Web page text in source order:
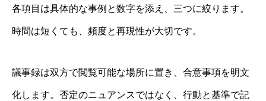
各項目は具体的な事例と数字を添え、三つに絞ります。
時間は短くても、頻度と再現性が大切です。
議事録は双方で閲覧可能な場所に置き、合意事項を明文
化します。否定のニュアンスではなく、行動と基準で記